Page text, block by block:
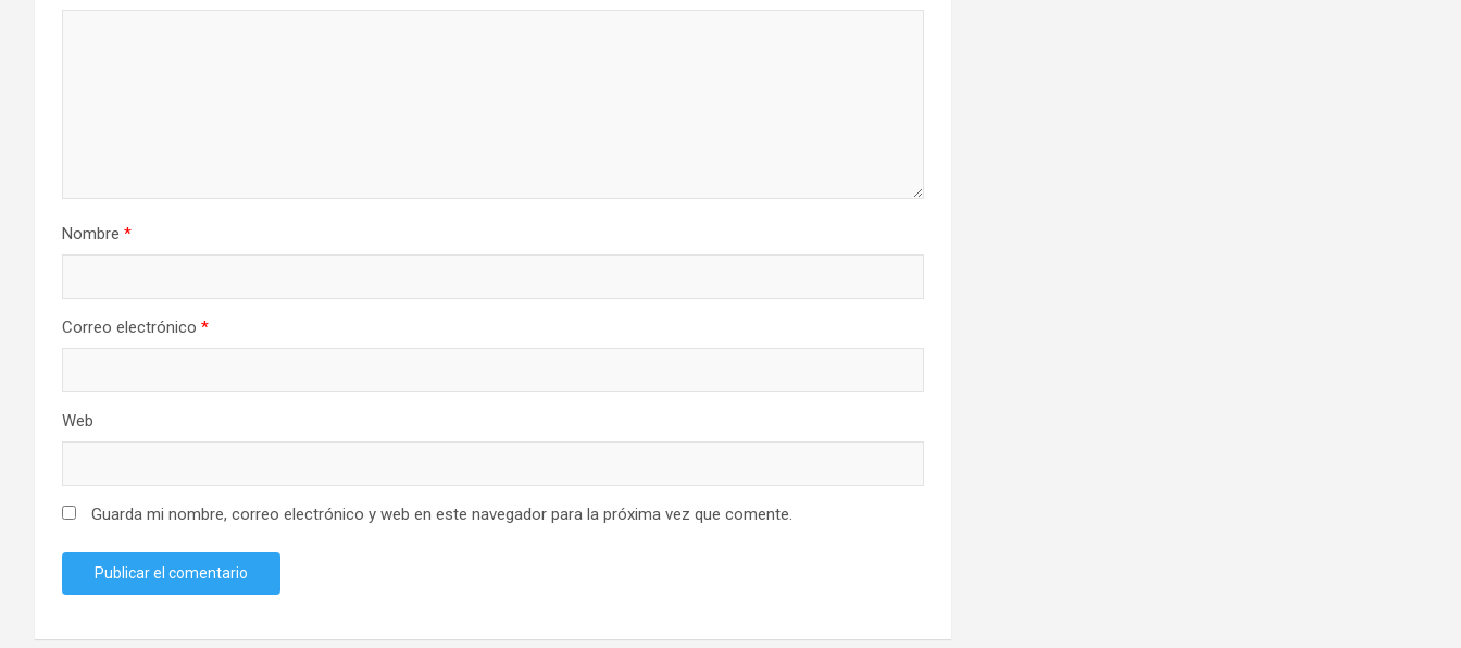
Nombre *
Correo electrónico *
Web
Guarda mi nombre, correo electrónico y web en este navegador para la próxima vez que comente.